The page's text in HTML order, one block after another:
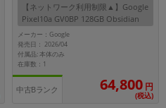
【ネットワーク利用制限▲】Google
Pixel10a GV0BP 128GB Obsidian
【SoftBank版SIMフリー】
メーカー：Google
発売日： 2026/04
付属品: 本体のみ
在庫数：1
中古Bランク 64,800 円
(税込)